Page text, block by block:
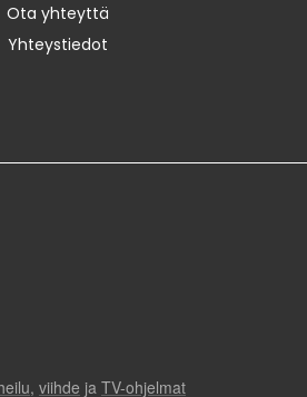
Ota yhteyttä
Yhteystiedot